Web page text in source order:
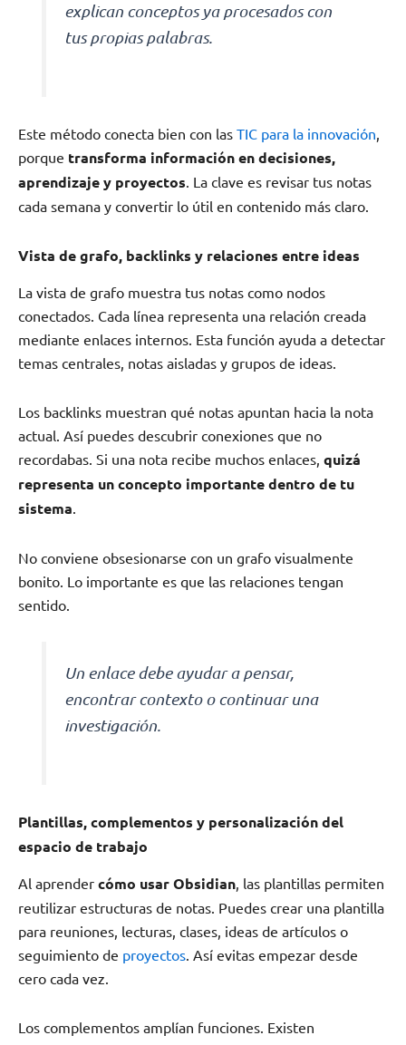
explican conceptos ya procesados con
tus propias palabras.
Este método conecta bien con las TIC para la innovación
porque transforma información en decisiones,
aprendizaje y proyectos . La clave es revisar tus notas
cada semana y convertir lo útil en contenido más claro.
Vista de grafo, backlinks y relaciones entre ideas
La vista de grafo muestra tus notas como nodos
conectados. Cada línea representa una relación creada
mediante enlaces internos. Esta función ayuda a detectar
temas centrales, notas aisladas y grupos de ideas.
Los backlinks muestran qué notas apuntan hacia la nota
actual. Así puedes descubrir conexiones que no
recordabas. Si una nota recibe muchos enlaces, quizá
representa un concepto importante dentro de tu
sistema.
No conviene obsesionarse con un grafo visualmente
bonito. Lo importante es que las relaciones tengan
sentido.
Un enlace debe ayudar a pensar,
encontrar contexto o continuar una
investigación.
Plantillas, complementos y personalización del
espacio de trabajo
Al aprender cómo usar Obsidian, las plantillas permiten
reutilizar estructuras de notas. Puedes crear una plantilla
para reuniones, lecturas, clases, ideas de artículos o
seguimiento de proyectos. Así evitas empezar desde
cero cada vez.
Los complementos amplían funciones. Existen